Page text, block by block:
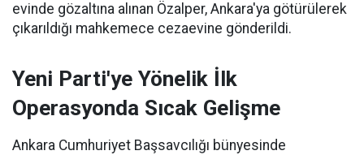
evinde gözaltına alınan Özalper, Ankara'ya götürülerek
çıkarıldığı mahkemece cezaevine gönderildi.
Yeni Parti'ye Yönelik İlk
Operasyonda Sıcak Gelişme
Ankara Cumhuriyet Başsavcılığı bünyesinde